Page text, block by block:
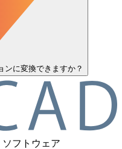
ンに変換できますか？
フトウェア